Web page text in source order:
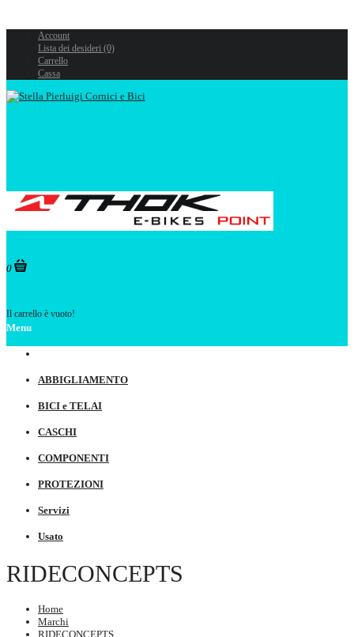
Account
Lista dei desideri (0)
Carrello
Cassa
0
Il carrello è vuoto!
Menu
ABBIGLIAMENTO
BICI e TELAI
CASCHI
COMPONENTI
PROTEZIONI
Servizi
Usato
RIDECONCEPTS
Home
Marchi
RIDECONCEPTS